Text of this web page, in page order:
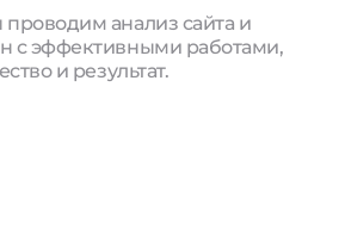
анализ сайта и
с эффективными работами,
и результат.